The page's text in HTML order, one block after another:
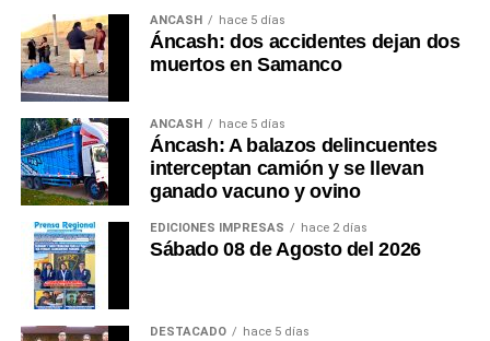
Duarte Plata Reg. CPP. No 01073)
ANCASH hace 5 días
Áncash: dos accidentes dejan dos
muertos en Samanco
ANCASH hace 5 días
Áncash: A balazos delincuentes
interceptan camión y se llevan
ganado vacuno y ovino
EDICIONES IMPRESAS hace 2 días
Sábado 08 de Agosto del 2026
DESTACADO hace 5 días